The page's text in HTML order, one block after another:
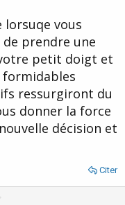
vous
prendre une
petit doigt et
formidables
ressurgiront du
donner la force
décision et
Citer